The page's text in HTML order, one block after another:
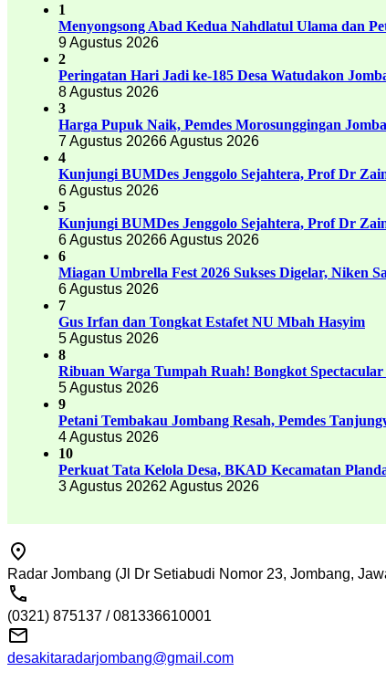
1
Menyongsong Abad Kedua Nahdlatul Ulama dan
9 Agustus 2026
2
Peringatan Hari Jadi ke-185 Desa Watudakon
8 Agustus 2026
3
Harga Pupuk Naik, Pemdes Morosunggingan
7 Agustus 20266 Agustus 2026
4
Kunjungi BUMDes Jenggolo Sejahtera, Prof Dr
6 Agustus 2026
5
Kunjungi BUMDes Jenggolo Sejahtera, Prof Dr
6 Agustus 20266 Agustus 2026
6
Miagan Umbrella Fest 2026 Sukses Digelar, Niken
6 Agustus 2026
7
Gus Irfan dan Tongkat Estafet NU Mbah Hasyim
5 Agustus 2026
8
Ribuan Warga Tumpah Ruah! Bongkot
5 Agustus 2026
9
Petani Tembakau Jombang Resah, Pemdes
4 Agustus 2026
10
Perkuat Tata Kelola Desa, BKAD Kecamatan
3 Agustus 20262 Agustus 2026
Radar Jombang (Jl Dr Setiabudi Nomor 23, Jombang,
(0321) 875137 / 081336610001
desakitaradarjombang@gmail.com